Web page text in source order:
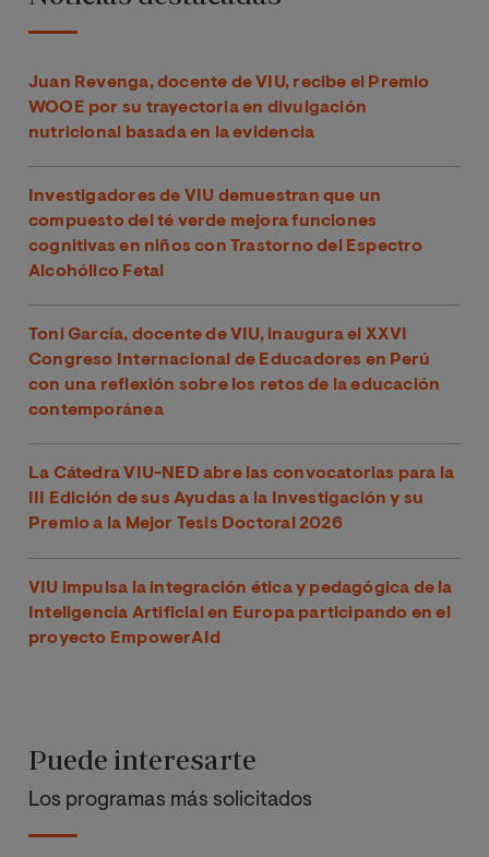
Juan Revenga, docente de VIU, recibe el Premio
WOOE por su trayectoria en divulgación
nutricional basada en la evidencia
Investigadores de VIU demuestran que un
compuesto del té verde mejora funciones
cognitivas en niños con Trastorno del Espectro
Alcohólico Fetal
Toni García, docente de VIU, inaugura el XXVI
Congreso Internacional de Educadores en Perú
con una reflexión sobre los retos de la educación
contemporánea
La Cátedra VIU-NED abre las convocatorias para la
III Edición de sus Ayudas a la Investigación y su
Premio a la Mejor Tesis Doctoral 2026
VIU impulsa la integración ética y pedagógica de la
Inteligencia Artificial en Europa participando en el
proyecto EmpowerAId
Puede interesarte
Los programas más solicitados